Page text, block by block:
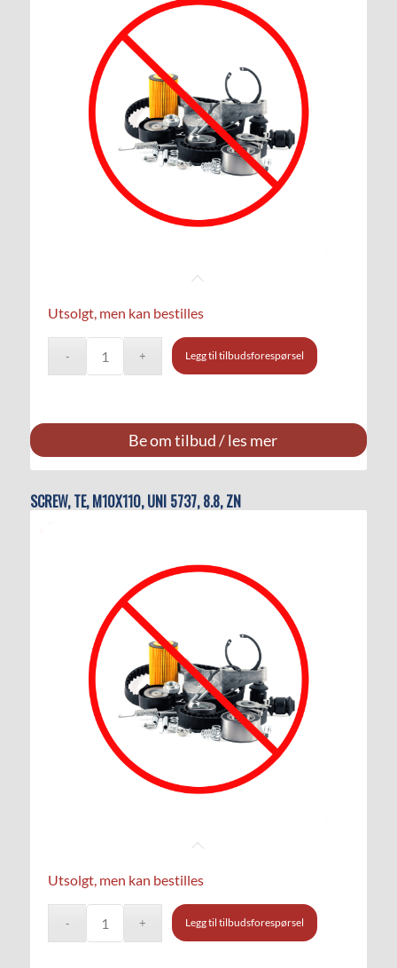
Utsolgt, men kan bestilles
Legg til tilbudsforespørsel
Be om tilbud / les mer
SCREW, TE, M10X110, UNI 5737, 8.8, ZN
Utsolgt, men kan bestilles
Legg til tilbudsforespørsel